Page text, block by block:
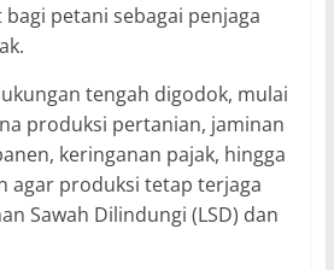
petani sebagai penjaga
tengah digodok, mulai
produksi pertanian, jaminan
keringanan pajak, hingga
agar produksi tetap terjaga
Sawah Dilindungi (LSD) dan